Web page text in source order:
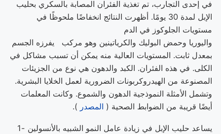
في إحدى التجارب، تم تغذية الفئران المصابة بالسكري بحليب
الإبل لمدة 30 يومًا. أظهرت النتائج انخفاضًا ملحوظًا في
مستويات الجلوكوز في الدم
واليوريا وحمض البوليك والكرياتينين وهو مركب يفرزه الجسم
بمعدل ثابت. المستويات العالية منه يمكن أن تسبب مشاكل في
الكلى. في هذه الفئران. الكبد والدهون هي نوع من الجزيئات
المصنوعة من الهيدروكربونات الضرورية لعمل الخلايا البشرية.
وتشمل الأمثلة النموذجية الدهون والشموع. وكانت المعلمات
أيضًا قريبة من الضوابط الصحية ( المصدر ).
يساعد حليب الإبل في زيادة عامل النمو الشبيه بالأنسولين -1